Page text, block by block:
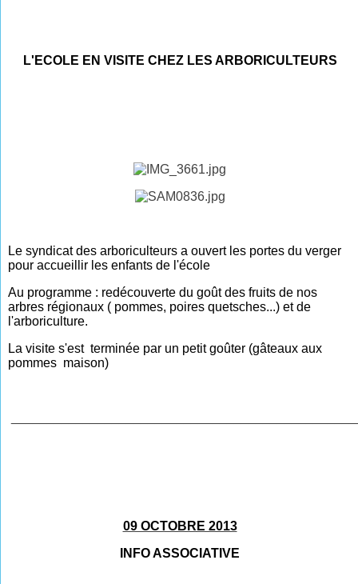
L'ECOLE EN VISITE CHEZ LES ARBORICULTEURS
Le syndicat des arboriculteurs a ouvert les portes du verger
pour accueillir les enfants de l'école
Au programme : redécouverte du goût des fruits de nos
arbres régionaux ( pommes, poires quetsches...) et de
l'arboriculture.
La visite s'est terminée par un petit goûter (gâteaux aux
pommes maison)
09 OCTOBRE 2013
INFO ASSOCIATIVE